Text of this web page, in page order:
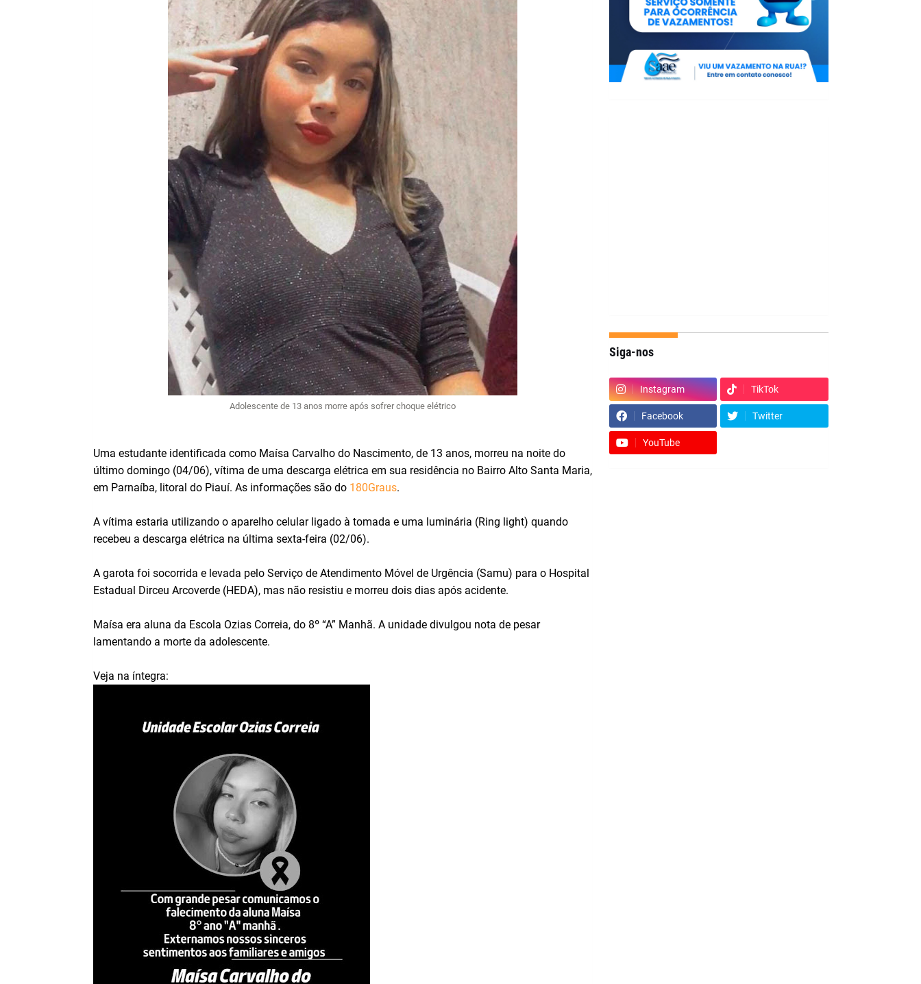
Adolescente de 13 anos morre após sofrer choque elétrico
Uma estudante identificada como Maísa Carvalho do Nascimento, de 13 anos, morreu na noite do
último domingo (04/06), vítima de uma descarga elétrica em sua residência no Bairro Alto Santa Maria,
em Parnaíba, litoral do Piauí. As informações são do 180Graus.
A vítima estaria utilizando o aparelho celular ligado à tomada e uma luminária (Ring light) quando
recebeu a descarga elétrica na última sexta-feira (02/06).
A garota foi socorrida e levada pelo Serviço de Atendimento Móvel de Urgência (Samu) para o Hospital
Estadual Dirceu Arcoverde (HEDA), mas não resistiu e morreu dois dias após acidente.
Maísa era aluna da Escola Ozias Correia, do 8º “A” Manhã. A unidade divulgou nota de pesar
lamentando a morte da adolescente.
Veja na íntegra:
Siga-nos
Instagram TikTok
Facebook Twitter
YouTube